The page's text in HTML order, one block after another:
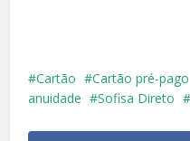
Cartão Cartão pré-pago
anuidade
Sofisa Direto